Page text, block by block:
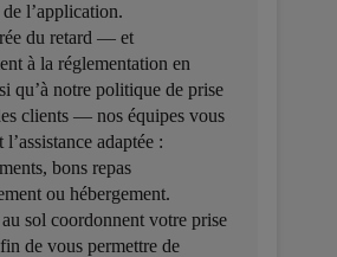
l’application.
du retard — et
à la réglementation en
qu’à notre politique de prise
clients — nos équipes vous
adaptée :
bons repas
ou hébergement.
sol coordonnent votre prise
de vous permettre de